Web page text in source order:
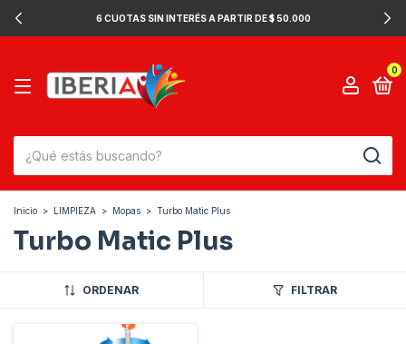
6 CUOTAS SIN INTERÉS A PARTIR DE $ 50.000
0
Inicio > LIMPIEZA > Mopas > Turbo Matic Plus
Turbo Matic Plus
ORDENAR FILTRAR